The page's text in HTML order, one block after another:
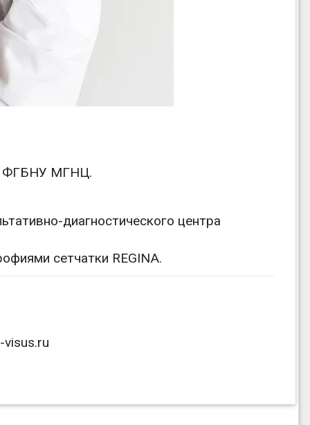
ФГБНУ МГНЦ.
диагностического центра
сетчатки REGINA.